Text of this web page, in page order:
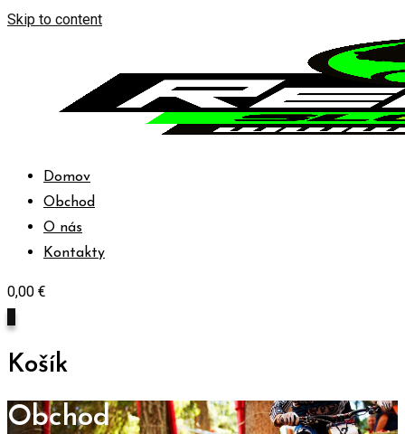
Skip to content
Domov
Obchod
O nás
Kontakty
0,00 €
Košík
Obchod